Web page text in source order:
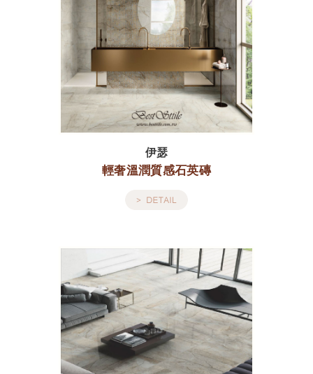
伊瑟
輕奢溫潤質感石英磚